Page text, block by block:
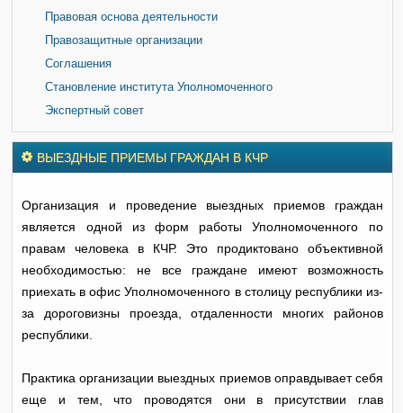
Правовая основа деятельности
Правозащитные организации
Соглашения
Становление института Уполномоченного
Экспертный совет
ВЫЕЗДНЫЕ ПРИЕМЫ ГРАЖДАН В КЧР
Организация и проведение выездных приемов граждан
является одной из форм работы Уполномоченного по
правам человека в КЧР. Это продиктовано объективной
необходимостью: не все граждане имеют возможность
приехать в офис Уполномоченного в столицу республики из-
за дороговизны проезда, отдаленности многих районов
республики.
Практика организации выездных приемов оправдывает себя
еще и тем, что проводятся они в присутствии глав